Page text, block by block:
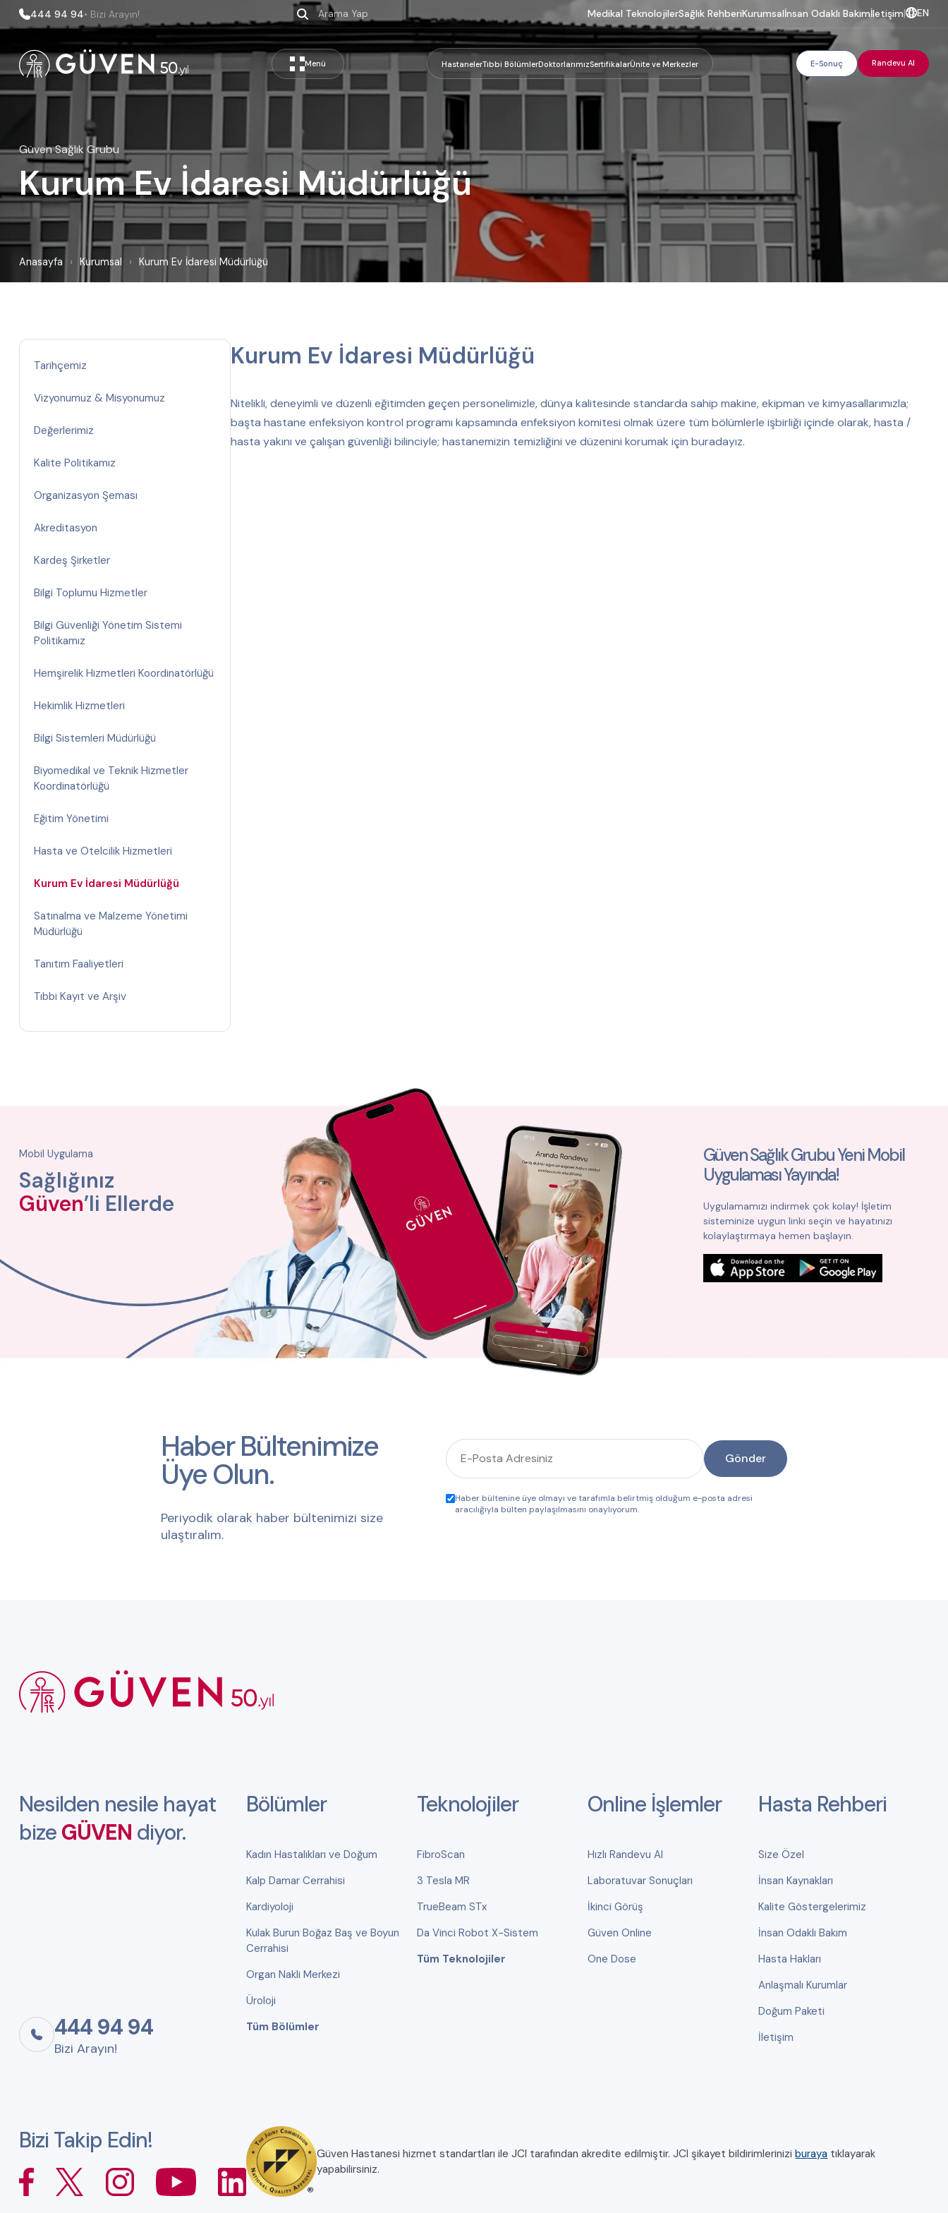
444 94 94• Bizi Arayın! Medikal TeknolojilerSağlık RehberiKurumsalİnsan Odaklı Bakımİletişim| EN
Menü HastanelerTıbbi BölümlerDoktorlarımızSertifikalarÜnite ve Merkezler E-Sonuç Randevu Al
Güven Sağlık Grubu
Kurum Ev İdaresi Müdürlüğü
Anasayfa › Kurumsal › Kurum Ev İdaresi Müdürlüğü
Tarihçemiz
Vizyonumuz & Misyonumuz
Değerlerimiz
Kalite Politikamız
Organizasyon Şeması
Akreditasyon
Kardeş Şirketler
Bilgi Toplumu Hizmetler
Bilgi Güvenliği Yönetim Sistemi
Politikamız
Hemşirelik Hizmetleri Koordinatörlüğü
Hekimlik Hizmetleri
Bilgi Sistemleri Müdürlüğü
Biyomedikal ve Teknik Hizmetler
Koordinatörlüğü
Eğitim Yönetimi
Hasta ve Otelcilik Hizmetleri
Kurum Ev İdaresi Müdürlüğü
Satınalma ve Malzeme Yönetimi
Müdürlüğü
Tanıtım Faaliyetleri
Tıbbi Kayıt ve Arşiv
Kurum Ev İdaresi Müdürlüğü
Nitelikli, deneyimli ve düzenli eğitimden geçen personelimizle, dünya kalitesinde standarda sahip makine, ekipman ve kimyasallarımızla;
başta hastane enfeksiyon kontrol programı kapsamında enfeksiyon komitesi olmak üzere tüm bölümlerle işbirliği içinde olarak, hasta /
hasta yakını ve çalışan güvenliği bilinciyle; hastanemizin temizliğini ve düzenini korumak için buradayız.
Mobil Uygulama
Sağlığınız
Güven’li Ellerde
Güven Sağlık Grubu Yeni Mobil
Uygulaması Yayında!
Uygulamamızı indirmek çok kolay! İşletim
sisteminize uygun linki seçin ve hayatınızı
kolaylaştırmaya hemen başlayın.
Haber Bültenimize
Üye Olun.
Periyodik olarak haber bültenimizi size
ulaştıralım.
Gönder
Haber bültenine üye olmayı ve tarafımla belirtmiş olduğum e-posta adresi
aracılığıyla bülten paylaşılmasını onaylıyorum.
Nesilden nesile hayat
bize GÜVEN diyor.
444 94 94
Bizi Arayın!
Bölümler
Kadın Hastalıkları ve Doğum
Kalp Damar Cerrahisi
Kardiyoloji
Kulak Burun Boğaz Baş ve Boyun
Cerrahisi
Organ Nakli Merkezi
Üroloji
Tüm Bölümler
Teknolojiler
FibroScan
3 Tesla MR
TrueBeam STx
Da Vinci Robot X-Sistem
Tüm Teknolojiler
Online İşlemler
Hızlı Randevu Al
Laboratuvar Sonuçları
İkinci Görüş
Güven Online
One Dose
Hasta Rehberi
Size Özel
İnsan Kaynakları
Kalite Göstergelerimiz
İnsan Odaklı Bakım
Hasta Hakları
Anlaşmalı Kurumlar
Doğum Paketi
İletişim
Bizi Takip Edin! Güven Hastanesi hizmet standartları ile JCI tarafından akredite edilmiştir. JCI şikayet bildirimleriniziburaya tıklayarak
yapabilirsiniz.